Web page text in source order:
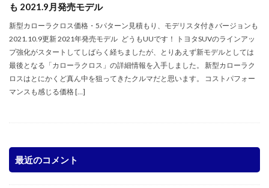
も 2021.9月発売モデル
新型カローラクロス価格・5パターン見積もり、モデリスタ付きバージョンも
2021.10.9更新 2021年発売モデル どうもUUです！ トヨタSUVのラインアッ
プ強化がスタートしてしばらく経ちましたが、とりあえず新モデルとしては
最後となる「カローラクロス」の詳細情報を入手しました。 新型カローラク
ロスはとにかくど真ん中を狙ってきたクルマだと思います。 コストパフォー
マンスも感じる価格 […]
最近のコメント